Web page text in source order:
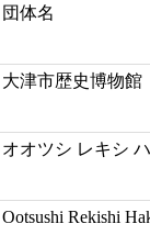
団体名
大津市歴史博物館
オオツシ レキシ
Ootsushi Rekishi